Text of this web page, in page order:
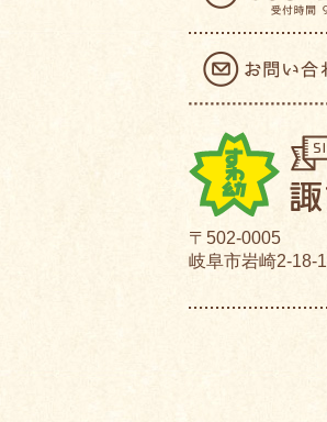
〒502-0005
岐阜市岩崎2-18-1